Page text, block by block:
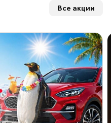
Все акции